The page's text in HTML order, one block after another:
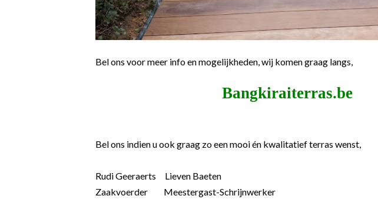
Bel ons voor meer info en mogelijkheden, wij komen graag langs,
Bangkiraiterras.be
Bel ons indien u ook graag zo een mooi én kwalitatief terras wenst,
Rudi Geeraerts Lieven Baeten
Zaakvoerder Meestergast-Schrijnwerker